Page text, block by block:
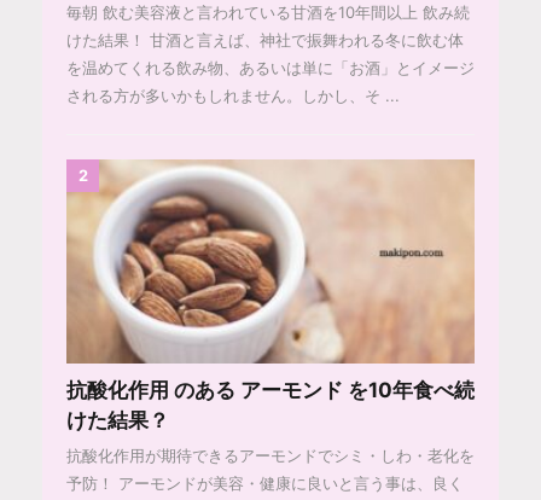
毎朝 飲む美容液と言われている甘酒を10年間以上 飲み続
けた結果！ 甘酒と言えば、神社で振舞われる冬に飲む体
を温めてくれる飲み物、あるいは単に「お酒」とイメージ
される方が多いかもしれません。しかし、そ ...
2
抗酸化作用 のある アーモンド を10年食べ続
けた結果？
抗酸化作用が期待できるアーモンドでシミ・しわ・老化を
予防！ アーモンドが美容・健康に良いと言う事は、良く